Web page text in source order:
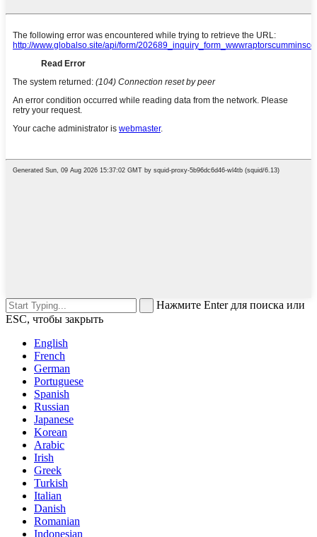
Нажмите Enter для поиска или
ESC, чтобы закрыть
English
French
German
Portuguese
Spanish
Russian
Japanese
Korean
Arabic
Irish
Greek
Turkish
Italian
Danish
Romanian
Indonesian